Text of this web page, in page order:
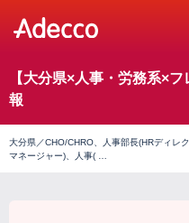
【大分県×人事・労務系×
報
大分県／CHO/CHRO、人事部長(HRディレ
マネージャー)、人事( …